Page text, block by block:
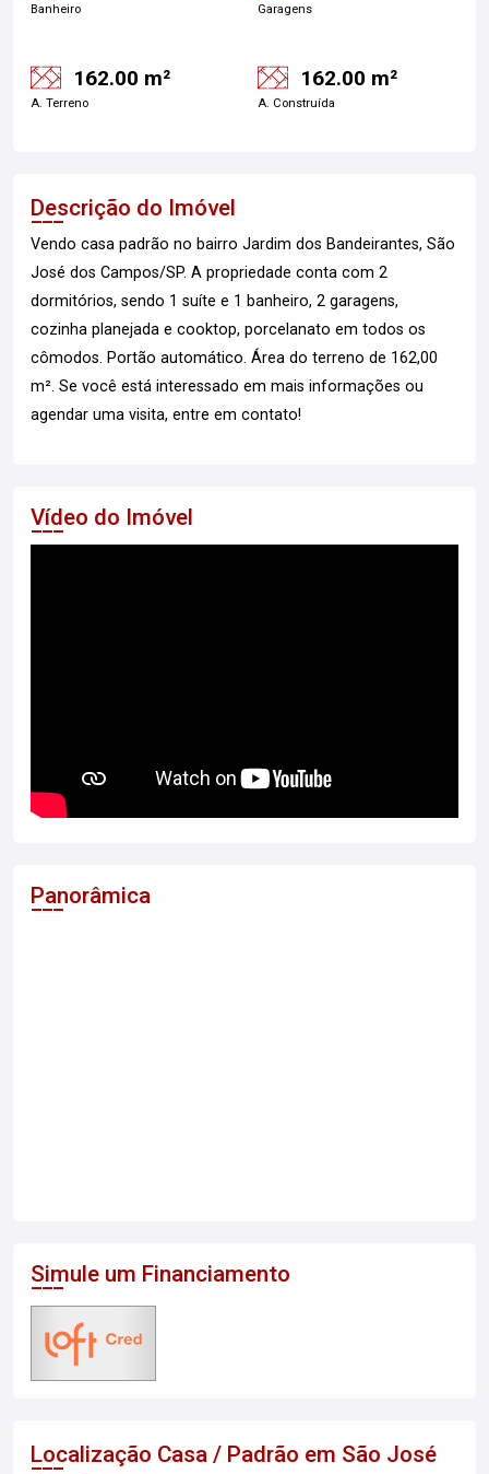
Banheiro Garagens
162.00 m²
A. Terreno
162.00 m²
A. Construída
Descrição do Imóvel
Vendo casa padrão no bairro Jardim dos Bandeirantes, São
José dos Campos/SP. A propriedade conta com 2
dormitórios, sendo 1 suíte e 1 banheiro, 2 garagens,
cozinha planejada e cooktop, porcelanato em todos os
cômodos. Portão automático. Área do terreno de 162,00
m². Se você está interessado em mais informações ou
agendar uma visita, entre em contato!
Vídeo do Imóvel
Panorâmica
Simule um Financiamento
Localização Casa / Padrão em São José